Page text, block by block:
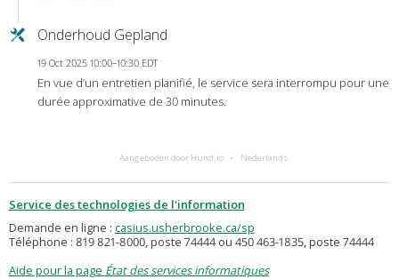
Onderhoud Gepland
19 Oct 2025 10:00–10:30 EDT
En vue d’un entretien planifié, le service sera interrompu pour une
durée approximative de 30 minutes.
Aangeboden door Hund.io Nederlands
Service des technologies de l'information
Demande en ligne : casius.usherbrooke.ca/sp
Téléphone : 819 821-8000, poste 74444 ou 450 463-1835, poste 74444
Aide pour la page État des services informatiques